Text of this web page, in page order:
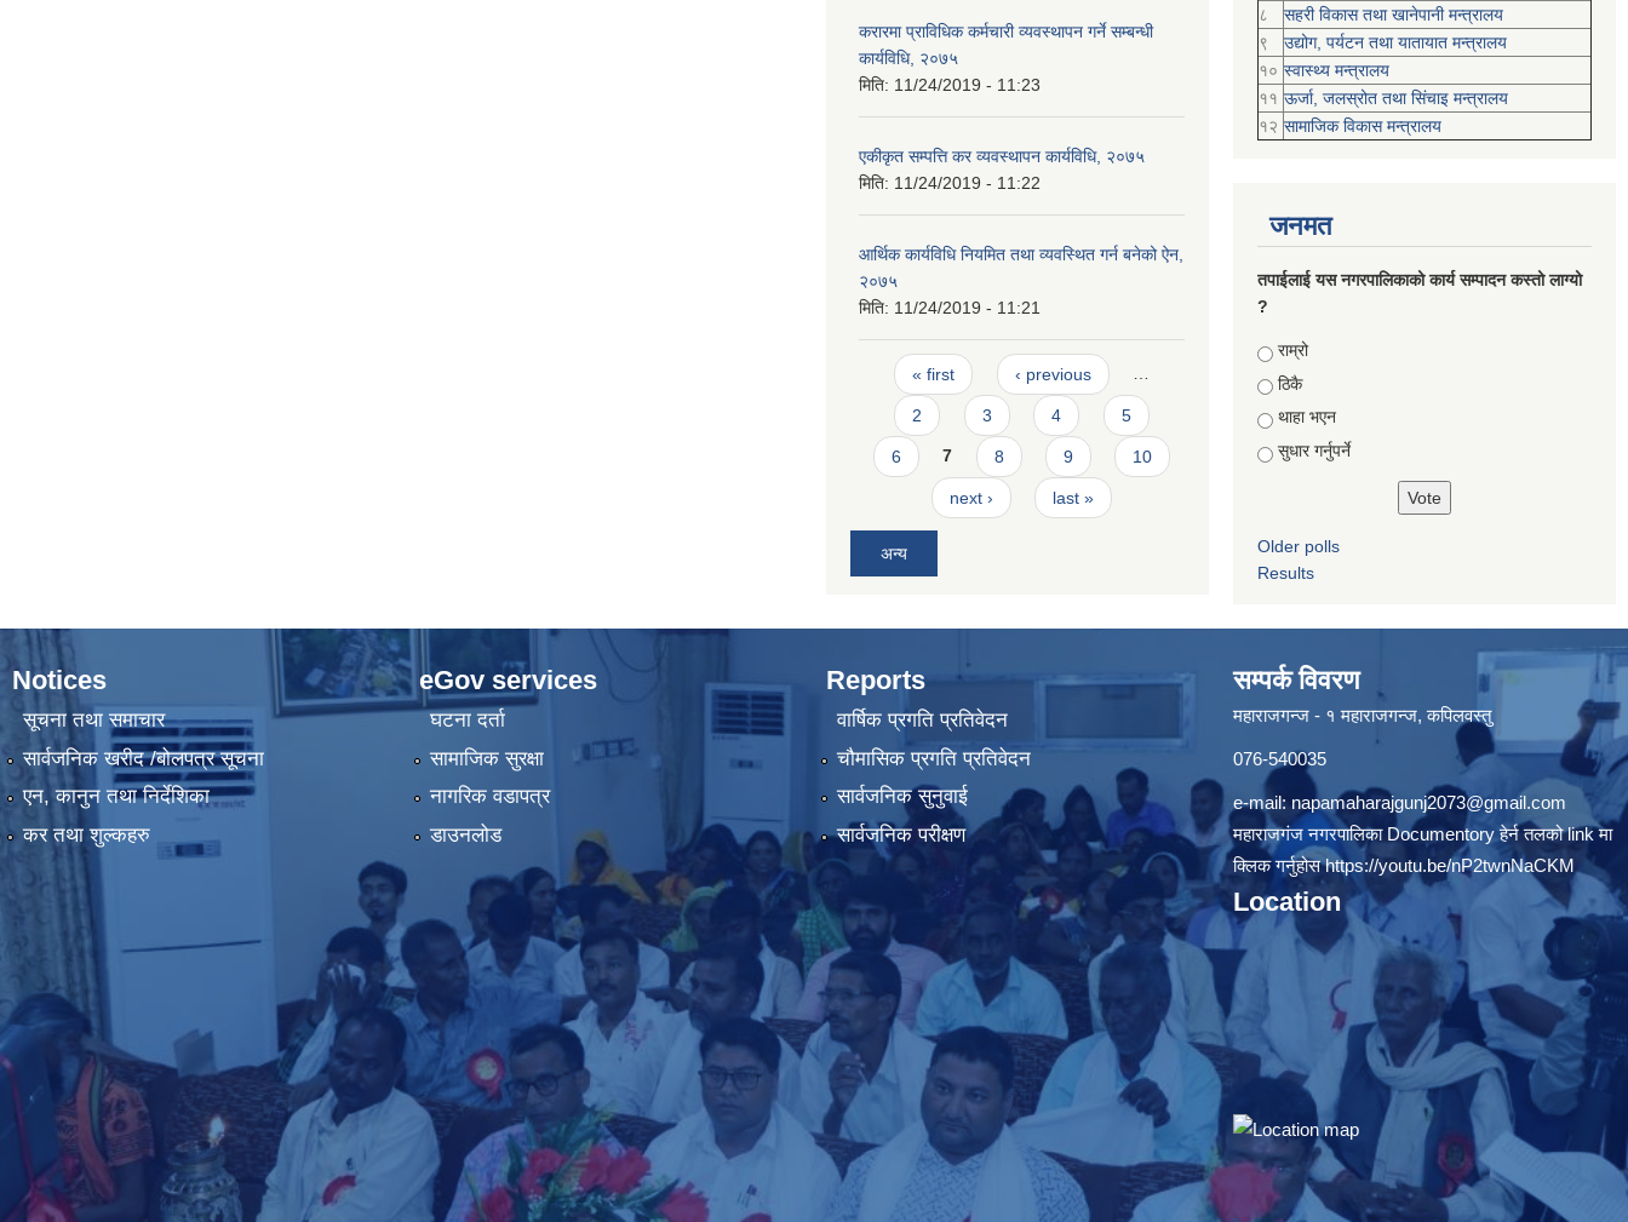
करारमा प्राविधिक कर्मचारी व्यवस्थापन गर्ने सम्बन्धी
कार्यविधि, २०७५
मिति: 11/24/2019 - 11:23
एकीकृत सम्पत्ति कर व्यवस्थापन कार्यविधि, २०७५
मिति: 11/24/2019 - 11:22
आर्थिक कार्यविधि नियमित तथा व्यवस्थित गर्न बनेको ऐन,
२०७५
मिति: 11/24/2019 - 11:21
Pages
« first ‹ previous …
2 3 4 5
6 7 8 9 10
next › last »
अन्य
८
सहरी विकास तथा खानेपानी मन्त्रालय
९
उद्योग, पर्यटन तथा यातायात मन्त्रालय
१० स्वास्थ्य मन्त्रालय
११ ऊर्जा, जलस्रोत तथा सिंचाइ मन्त्रालय
१२ सामाजिक विकास मन्‍‍त्रालय
जनमत
तपाईलाई यस नगरपालिकाको कार्य सम्पादन कस्तो लाग्यो
?
Choices
राम्रो
ठिकै
थाहा भएन
सुधार गर्नुपर्ने
Older polls
Results
Notices
सूचना तथा समाचार
सार्वजनिक खरीद /बोलपत्र सूचना
एन, कानुन तथा निर्देशिका
कर तथा शुल्कहरु
eGov services
घटना दर्ता
सामाजिक सुरक्षा
नागरिक वडापत्र
डाउनलोड
Reports
वार्षिक प्रगति प्रतिवेदन
चौमासिक प्रगति प्रतिवेदन
सार्वजनिक सुनुवाई
सार्वजनिक परीक्षण
सम्पर्क विवरण
महाराजगन्ज - १ महाराजगन्ज, कपिलवस्तु
076-540035
e-mail: napamaharajgunj2073@gmail.com
महाराजगंज नगरपालिका Documentory हेर्न तलको link मा
क्लिक गर्नुहोसhttps://youtu.be/nP2twnNaCKM
Location